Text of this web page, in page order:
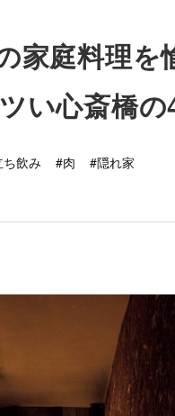
家庭料理を
い心斎橋の
飲み #肉 #隠れ家